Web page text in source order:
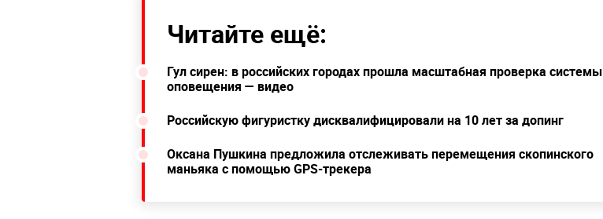
Читайте ещё:
Гул сирен: в российских городах прошла масштабная проверка системы
оповещения — видео
Российскую фигуристку дисквалифицировали на 10 лет за допинг
Оксана Пушкина предложила отслеживать перемещения скопинского
маньяка с помощью GPS-трекера